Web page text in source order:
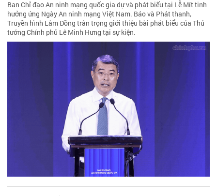
Ban Chỉ đạo An ninh mạng quốc gia dự và phát biểu tại Lễ Mít tinh
hưởng ứng Ngày An ninh mạng Việt Nam. Báo và Phát thanh,
Truyền hình Lâm Đồng trân trọng giới thiệu bài phát biểu của Thủ
tướng Chính phủ Lê Minh Hưng tại sự kiện.